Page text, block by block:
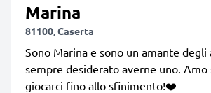
Marina
81100, Caserta
Sono Marina e sono un amante degli
sempre desiderato averne uno. Amo
giocarci fino allo sfinimento!❤️